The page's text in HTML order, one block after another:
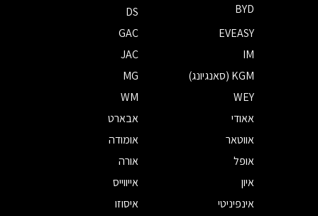
BYD
DS
EVEASY
GAC
IM
JAC
KGM (סאנגיונג)
MG
WEY
WM
אאודי
אבארט
אווטאר
אומודה
אופל
אורה
איון
אייווייס
אינפיניטי
איסוזו